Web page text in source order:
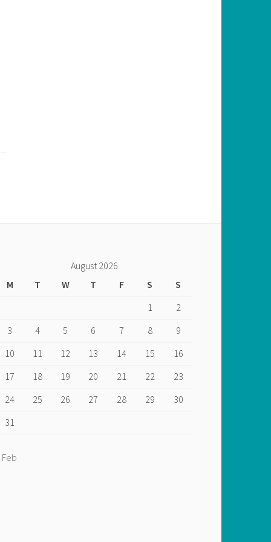
August 2026
M
T W T F S
S
1
2
3
4 5 6 7 8
9
10
11 12 13 14 15
16
17
18 19 20 21 22
23
24
25 26 27 28 29
30
31
Feb